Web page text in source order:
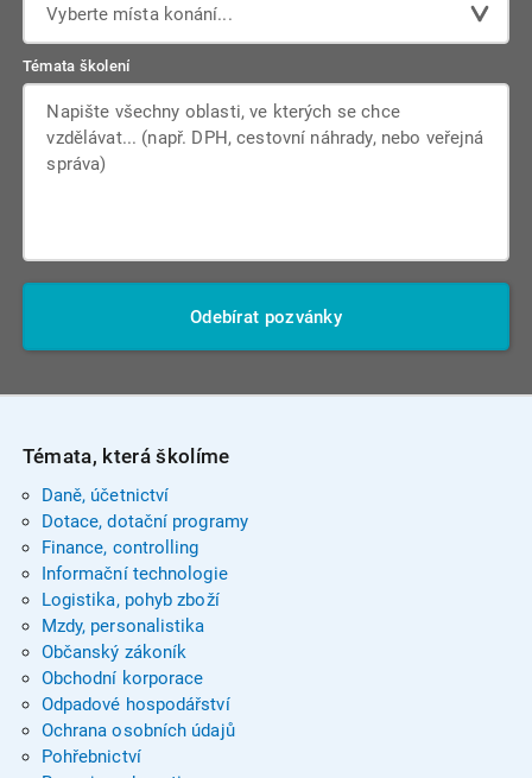
Vyberte místa konání...
Témata školení
Odebírat pozvánky
Témata, která školíme
Daně, účetnictví
Dotace, dotační programy
Finance, controlling
Informační technologie
Logistika, pohyb zboží
Mzdy, personalistika
Občanský zákoník
Obchodní korporace
Odpadové hospodářství
Ochrana osobních údajů
Pohřebnictví